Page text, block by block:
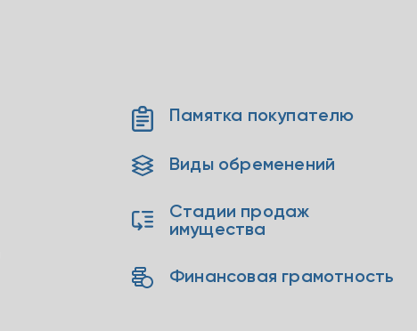
Памятка покупателю
Виды обременений
Стадии продаж
имущества
Финансовая грамотность